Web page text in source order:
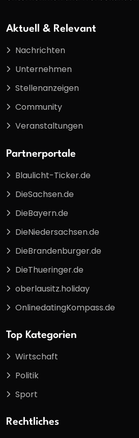
Aktuell & Relevant
Nachrichten
Unternehmen
Stellenanzeigen
Community
Veranstaltungen
Partnerportale
Blaulicht-Ticker.de
DieSachsen.de
DieBayern.de
DieNiedersachsen.de
DieBrandenburger.de
DieThueringer.de
oberlausitz.holiday
OnlinedatingKompass.de
Top Kategorien
Wirtschaft
Politik
Sport
Rechtliches